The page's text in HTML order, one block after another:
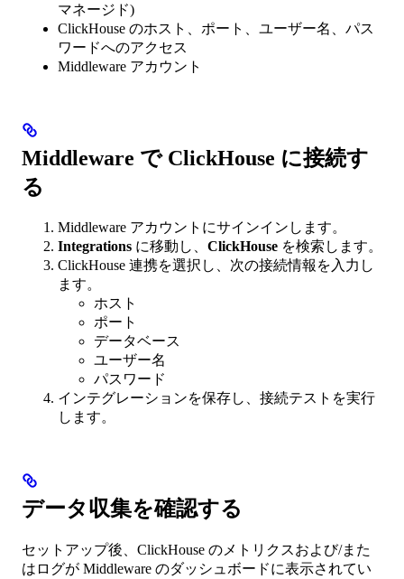
マネージド)
ClickHouse のホスト、ポート、ユーザー名、パス
ワードへのアクセス
Middleware アカウント
Middleware で ClickHouse に接続す
る
Middleware アカウントにサインインします。
Integrations に移動し、 ClickHouse を検索します。
ClickHouse 連携を選択し、次の接続情報を入力し
ます。
ホスト
ポート
データベース
ユーザー名
パスワード
インテグレーションを保存し、接続テストを実行
します。
データ収集を確認する
セットアップ後、ClickHouse のメトリクスおよび/また
はログが Middleware のダッシュボードに表示されてい